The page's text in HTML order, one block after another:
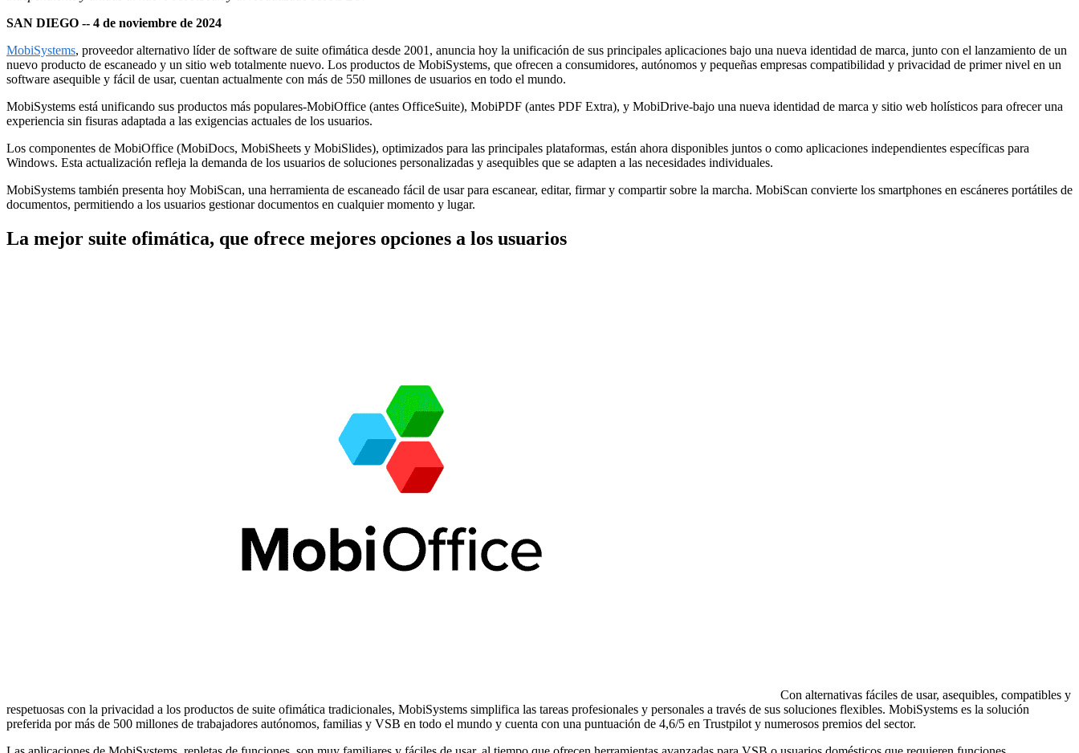
SAN DIEGO -- 4 de noviembre de 2024
MobiSystems, proveedor alternativo líder de software de suite ofimática desde 2001, anuncia hoy la unificación de sus principales aplicaciones bajo una nueva identidad de marca, junto con el lanzamiento de un
nuevo producto de escaneado y un sitio web totalmente nuevo. Los productos de MobiSystems, que ofrecen a consumidores, autónomos y pequeñas empresas compatibilidad y privacidad de primer nivel en un
software asequible y fácil de usar, cuentan actualmente con más de 550 millones de usuarios en todo el mundo.
MobiSystems está unificando sus productos más populares-MobiOffice (antes OfficeSuite), MobiPDF (antes PDF Extra), y MobiDrive-bajo una nueva identidad de marca y sitio web holísticos para ofrecer una
experiencia sin fisuras adaptada a las exigencias actuales de los usuarios.
Los componentes de MobiOffice (MobiDocs, MobiSheets y MobiSlides), optimizados para las principales plataformas, están ahora disponibles juntos o como aplicaciones independientes específicas para
Windows. Esta actualización refleja la demanda de los usuarios de soluciones personalizadas y asequibles que se adapten a las necesidades individuales.
MobiSystems también presenta hoy MobiScan, una herramienta de escaneado fácil de usar para escanear, editar, firmar y compartir sobre la marcha. MobiScan convierte los smartphones en escáneres portátiles de
documentos, permitiendo a los usuarios gestionar documentos en cualquier momento y lugar.
La mejor suite ofimática, que ofrece mejores opciones a los usuarios
Con alternativas fáciles de usar, asequibles, compatibles y
respetuosas con la privacidad a los productos de suite ofimática tradicionales, MobiSystems simplifica las tareas profesionales y personales a través de sus soluciones flexibles. MobiSystems es la solución
preferida por más de 500 millones de trabajadores autónomos, familias y VSB en todo el mundo y cuenta con una puntuación de 4,6/5 en Trustpilot y numerosos premios del sector.